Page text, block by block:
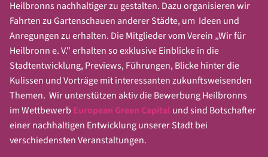
Anmeldung unterinfo@wir-fuer-heilbronn.com
Interessenten zur Mitarbeit in den Teams können sich
jederzeit bei der Geschäftsstelle melden.
Wir leiten die Anfragen dann an die Teamleiter weiter.
Christoph Herzog
(Architektur/Städtebau)
Oliver Toellner
(Grün-, Garten- und
Landschaftspflege)
Axel Vornam(Kultur)
Dagmar Lägler
(Soziales/Integration)
Christian Rieck(Hochschule/Wissensstadt)
Hannelore Schröter-Wagner/Timo Zöllner
(Schausteller und Marktkaufleute)
Prof. Dr. Christian Buer
(Tourismus)
(Kirchen)
Heilbronns nachhaltiger zu gestalten. Dazu organisieren wir
Fahrten zu Gartenschauen anderer Städte, um Ideen und
Anregungen zu erhalten. Die Mitglieder vom Verein „Wir für
Heilbronn e. V." erhalten so exklusive Einblicke in die
Stadtentwicklung, Previews, Führungen, Blicke hinter die
Kulissen und Vorträge mit interessanten zukunftsweisenden
Themen. Wir unterstützen aktiv die Bewerbung Heilbronns
im Wettbewerb European Green Capital und sind Botschafter
einer nachhaltigen Entwicklung unserer Stadt bei
verschiedensten Veranstaltungen.